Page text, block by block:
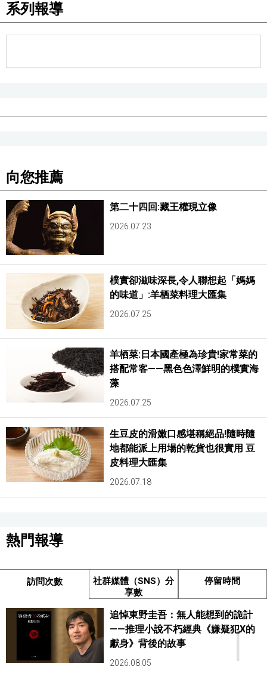
系列報導
向您推薦
第二十四回:藏王權現立像
2026.07.23
樸實卻滋味深長,令人聯想起「媽媽
的味道」:羊栖菜料理大匯集
2026.07.25
羊栖菜:日本國產極為珍貴!家常菜的
搭配常客——黑色色澤鮮明的樸實海
藻
2026.07.25
生豆皮的滑嫩口感堪稱絕品!隨時隨
地都能派上用場的乾貨也很實用 豆
皮料理大匯集
2026.07.18
熱門報導
訪問次數
社群媒體（SNS）分
享數
停留時間
1
追悼東野圭吾：無人能想到的詭計
——推理小說不朽經典《嫌疑犯X的
獻身》背後的故事
2026.08.05